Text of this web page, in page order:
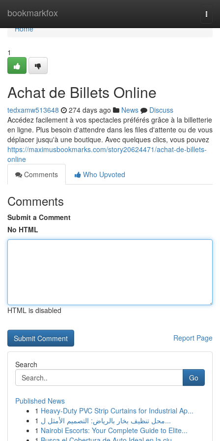
bookmarkfox
Home
Home
1
Achat de Billets Online
tedxamw513648 274 days ago News
Discuss
Accédez facilement à vos spectacles préférés grâce à la billetterie
en ligne. Plus besoin d'attendre dans les files d'attente ou de vous
déplacer jusqu'à une boutique. Avec quelques clics, vous pouvez
https://maximusbookmarks.com/story20624471/achat-de-billets-
online
Comments
Who Upvoted
Comments
Submit a Comment
No HTML
HTML is disabled
Report Page
Search
Go
Published News
1 Heavy-Duty PVC Strip Curtains for Industrial Ap...
1
محل تنظيف بخار بالرياض: التصميم الأمثل ل...
1 Nairobi Escorts: Your Complete Guide to Elite...